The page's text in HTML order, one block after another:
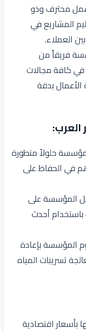
محترف وذو
المشاريع في
العملاء.
فريقاً من
في كافة مجالات
بدقة
حلولاً متطورة
في الحفاظ على
المؤسسة على
باستخدام أحدث
المؤسسة بإعادة
تسريبات المياه
بأسعار اقتصادية